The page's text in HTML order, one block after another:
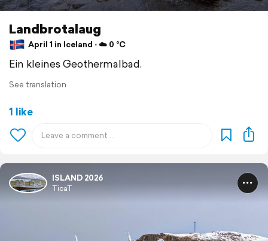
Landbrotalaug
April 1 in Iceland ⋅ ☁️ 0 °C
Ein kleines Geothermalbad.
See translation
1 like
ISLAND 2026
TicaT